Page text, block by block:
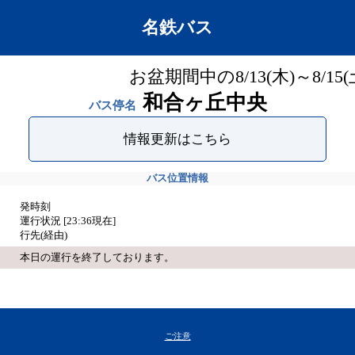
名鉄バス
お盆期間中の8/13(木)～8/
バス停名 和合ヶ丘中央
情報更新はこちら
バス位置情報
発時刻
運行状況 [23:36現在]
行先(経由)
本日の運行を終了しております。
ご注意